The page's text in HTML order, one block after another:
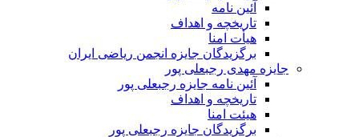
آئین نامه
تاریخچه و اهداف
هیأت امنا
برگزیدگان جایزه انجمن ریاضی ایران
جایزه مهدی رجبعلی پور
آئین نامه جایزه رجبعلی پور
تاریخچه و اهداف
هیئت امنا
برگزیدگان جایزه رجبعلی پور